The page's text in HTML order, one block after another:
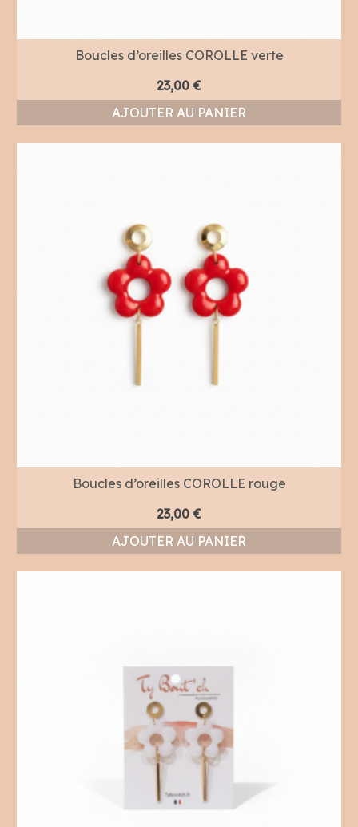
Boucles d’oreilles COROLLE verte
23,00 €
AJOUTER AU PANIER
Boucles d’oreilles COROLLE rouge
23,00 €
AJOUTER AU PANIER